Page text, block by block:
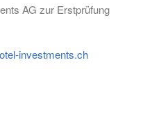
AG zur Erstprüfung
investments.ch